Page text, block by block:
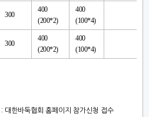
300
400
(200*2)
400
(100*4)
300
400
(200*2)
400
(100*4)
: 대한바둑협회 홈페이지 참가신청 접수